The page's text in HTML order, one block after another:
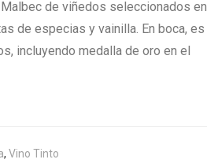
de viñedos seleccionados en
de especias y vainilla. En boca, es
incluyendo medalla de oro en el
, Vino Tinto